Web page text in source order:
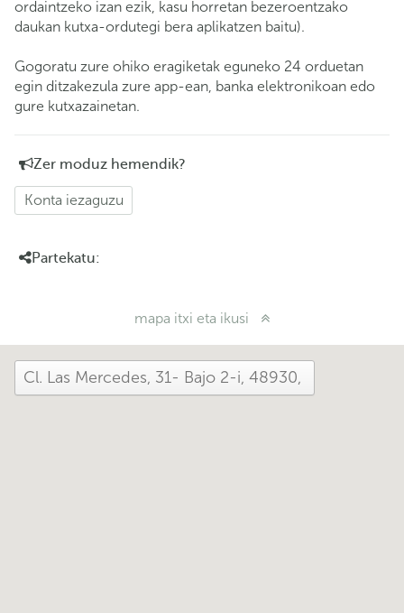
ordaintzeko izan ezik, kasu horretan bezeroentzako
daukan kutxa-ordutegi bera aplikatzen baitu).
Gogoratu zure ohiko eragiketak eguneko 24 orduetan
egin ditzakezula zure app-ean, banka elektronikoan edo
gure kutxazainetan.
Zer moduz hemendik?
Konta iezaguzu
Partekatu:
mapa itxi eta ikusi